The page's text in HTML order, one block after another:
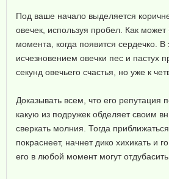
Под ваше начало выделяется
овечек, используя пробел. Как
момента, когда появится сердечко.
исчезновением овечки пес и пастух
секунд овечьего счастья, но уже к
Доказывать всем, что его
какую из подружек обделяет своим
сверкать молния. Тогда
покраснеет, начнет дико хихикать и
его в любой момент могут